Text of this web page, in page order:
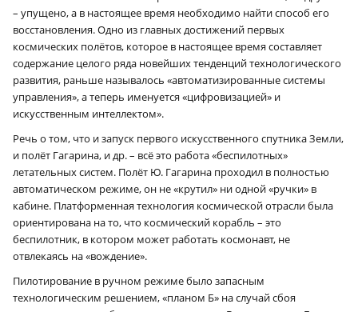
– упущено, а в настоящее время необходимо найти способ его
восстановления. Одно из главных достижений первых
космических полётов, которое в настоящее время составляет
содержание целого ряда новейших тенденций технологического
развития, раньше называлось «автоматизированные системы
управления», а теперь именуется «цифровизацией» и
искусственным интеллектом».
Речь о том, что и запуск первого искусственного спутника Земли,
и полёт Гагарина, и др. – всё это работа «беспилотных»
летательных систем. Полёт Ю. Гагарина проходил в полностью
автоматическом режиме, он не «крутил» ни одной «ручки» в
кабине. Платформенная технология космической отрасли была
ориентирована на то, что космический корабль – это
беспилотник, в котором может работать космонавт, не
отвлекаясь на «вождение».
Пилотирование в ручном режиме было запасным
технологическим решением, «планом Б» на случай сбоя